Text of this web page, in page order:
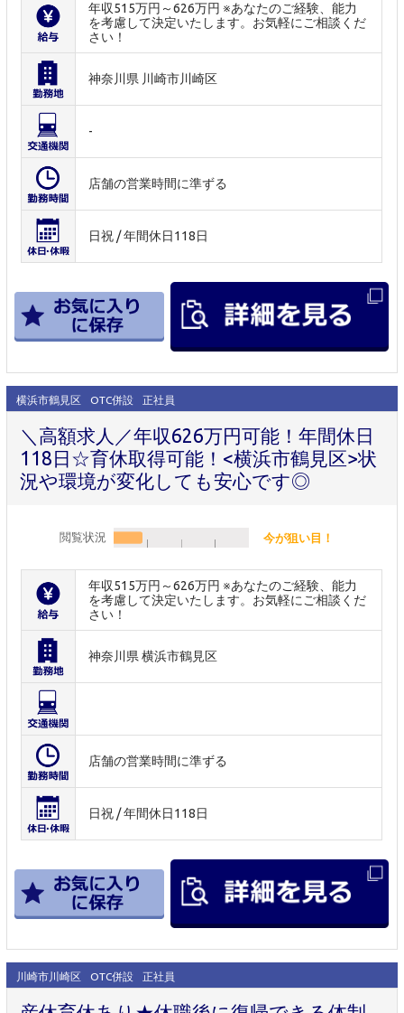
年収515万円～626万円 ※あなたのご経験、能力
を考慮して決定いたします。お気軽にご相談くだ
さい！
神奈川県 川崎市川崎区
-
店舗の営業時間に準ずる
日祝 / 年間休日118日
横浜市鶴見区 OTC併設 正社員
＼高額求人／年収626万円可能！年間休日
118日☆育休取得可能！<横浜市鶴見区>状
況や環境が変化しても安心です◎
閲覧状況 今が狙い目！
年収515万円～626万円 ※あなたのご経験、能力
を考慮して決定いたします。お気軽にご相談くだ
さい！
神奈川県 横浜市鶴見区
店舗の営業時間に準ずる
日祝 / 年間休日118日
川崎市川崎区 OTC併設 正社員